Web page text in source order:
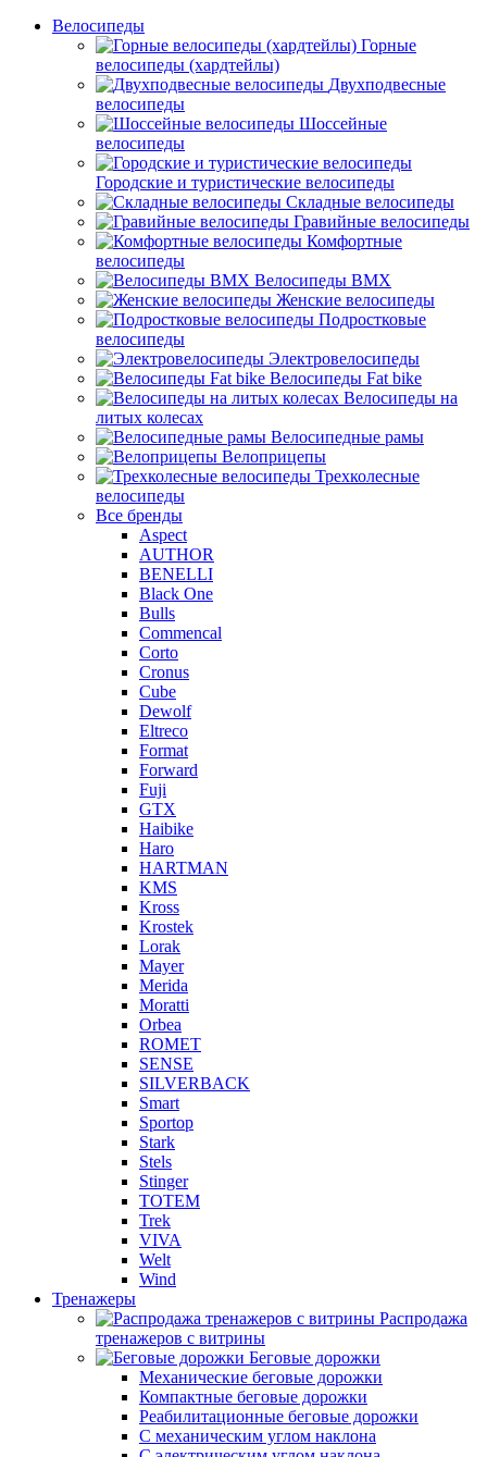
Велосипеды
Горные
велосипеды (хардтейлы)
Двухподвесные
велосипеды
Шоссейные
велосипеды
Городские и туристические велосипеды
Складные велосипеды
Гравийные велосипеды
Комфортные
велосипеды
Велосипеды BMX
Женские велосипеды
Подростковые
велосипеды
Электровелосипеды
Велосипеды Fat bike
Велосипеды на
литых колесах
Велосипедные рамы
Велоприцепы
Трехколесные
велосипеды
Все бренды
Aspect
AUTHOR
BENELLI
Black One
Bulls
Commencal
Corto
Cronus
Cube
Dewolf
Eltreco
Format
Forward
Fuji
GTX
Haibike
Haro
HARTMAN
KMS
Kross
Krostek
Lorak
Mayer
Merida
Moratti
Orbea
ROMET
SENSE
SILVERBACK
Smart
Sportop
Stark
Stels
Stinger
TOTEM
Trek
VIVA
Welt
Wind
Тренажеры
Распродажа
тренажеров с витрины
Беговые дорожки
Механические беговые дорожки
Компактные беговые дорожки
Реабилитационные беговые дорожки
С механическим углом наклона